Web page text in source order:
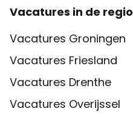
Vacatures in de regio
Vacatures Groningen
Vacatures Friesland
Vacatures Drenthe
Vacatures Overijssel